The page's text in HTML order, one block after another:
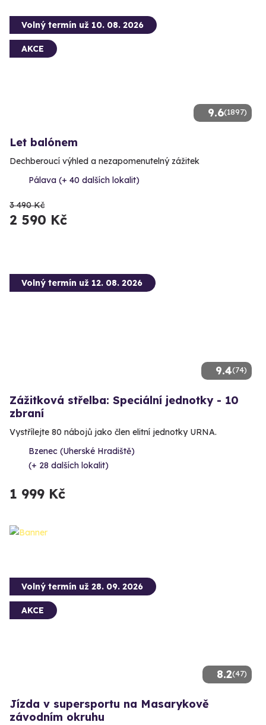
9.6(1897)
Volný termín už 10. 08. 2026
AKCE
Let balónem
Dechberoucí výhled a nezapomenutelný zážitek
Pálava (+ 40 dalších lokalit)
3 490 Kč
2 590 Kč
9.4(74)
Volný termín už 12. 08. 2026
Zážitková střelba: Speciální jednotky - 10
zbraní
Vystřílejte 80 nábojů jako člen elitní jednotky URNA.
Bzenec (Uherské Hradiště)
(+ 28 dalších lokalit)
1 999 Kč
8.2(47)
Volný termín už 28. 09. 2026
AKCE
Jízda v supersportu na Masarykově
závodním okruhu